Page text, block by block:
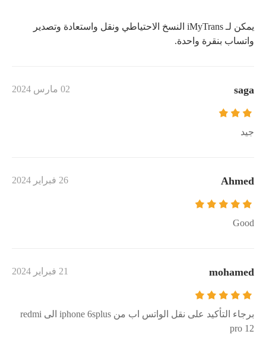
يمكن لـ iMyTrans النسخ الاحتياطي ونقل واستعادة وتصدير
واتساب بنقرة واحدة.
saga 02 مارس 2024
جيد
Ahmed 26 فبراير 2024
Good
mohamed 21 فبراير 2024
برجاء التأكيد على نقل الواتس اب من iphone 6splus الى redmi
pro 12